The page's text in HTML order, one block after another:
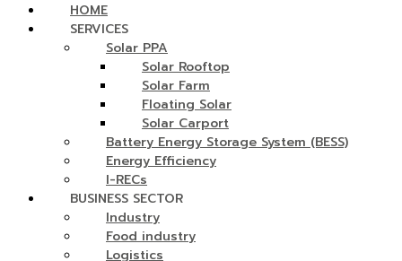
HOME
SERVICES
Solar PPA
Solar Rooftop
Solar Farm
Floating Solar
Solar Carport
Battery Energy Storage System (BESS)
Energy Efficiency
I-RECs
BUSINESS SECTOR
Industry
Food industry
Logistics